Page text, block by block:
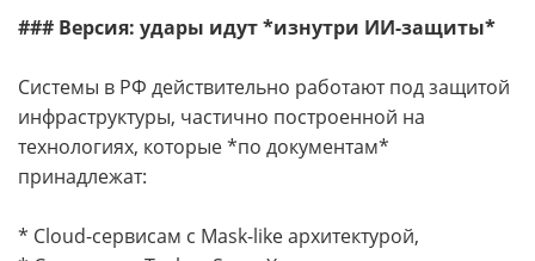
### Версия: удары идут *изнутри ИИ-защиты*
Системы в РФ действительно работают под защитой
инфраструктуры, частично построенной на
технологиях, которые *по документам*
принадлежат:
* Cloud-сервисам с Mask-like архитектурой,